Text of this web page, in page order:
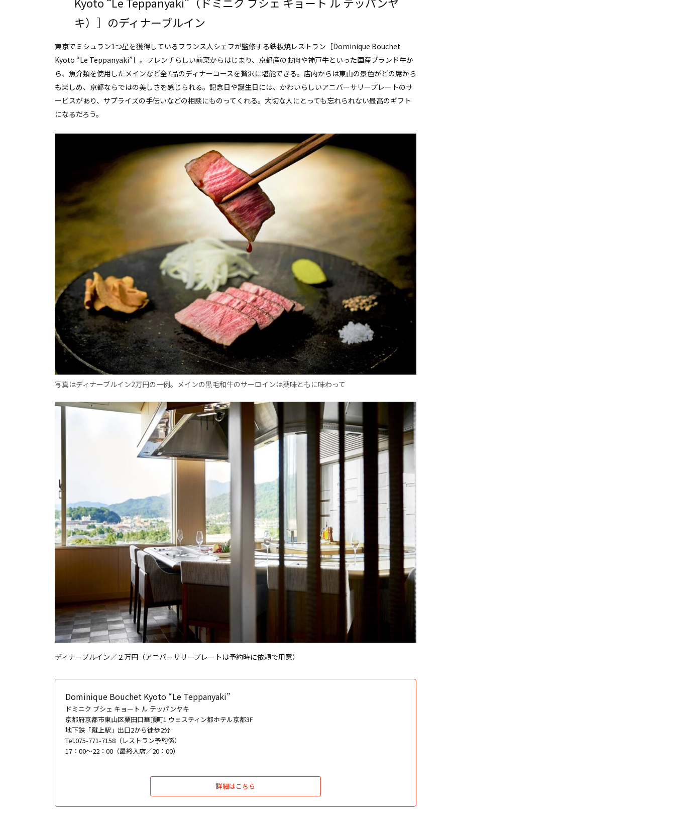
キ）］のディナーブルイン
東京でミシュラン1つ星を獲得しているフランス人シェフが監修する鉄板焼レストラン［Dominique Bouchet
Kyoto “Le Teppanyaki”］。フレンチらしい前菜からはじまり、京都産のお肉や神戸牛といった国産ブランド牛か
ら、魚介類を使用したメインなど全7品のディナーコースを贅沢に堪能できる。店内からは東山の景色がどの席から
も楽しめ、京都ならではの美しさを感じられる。記念日や誕生日には、かわいらしいアニバーサリープレートのサ
ービスがあり、サプライズの手伝いなどの相談にものってくれる。大切な人にとっても忘れられない最高のギフト
になるだろう。
写真はディナーブルイン2万円の一例。メインの黒毛和牛のサーロインは薬味ともに味わって
ディナーブルイン／２万円（アニバーサリープレートは予約時に依頼で用意）
Dominique Bouchet Kyoto “Le Teppanyaki”
ドミニク ブシェ キョート ル テッパンヤキ
京都府京都市東山区粟田口華頂町1 ウェスティン都ホテル京都3F
地下鉄「蹴上駅」出口2から徒歩2分
Tel.075-771-7158（レストラン予約係）
17：00～22：00（最終入店／20：00）
詳細はこちら